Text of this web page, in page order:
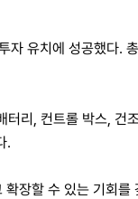
유치에 성공했다.
리, 컨트롤 박스, 건
.
장할 수 있는 기회를